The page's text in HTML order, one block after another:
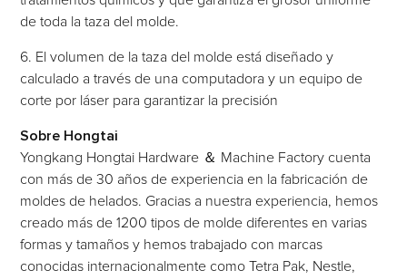
de toda la taza del molde.
6. El volumen de la taza del molde está diseñado y
calculado a través de una computadora y un equipo de
corte por láser para garantizar la precisión
Sobre Hongtai
Yongkang Hongtai Hardware ＆ Machine Factory cuenta
con más de 30 años de experiencia en la fabricación de
moldes de helados. Gracias a nuestra experiencia, hemos
creado más de 1200 tipos de molde diferentes en varias
formas y tamaños y hemos trabajado con marcas
conocidas internacionalmente como Tetra Pak, Nestle,